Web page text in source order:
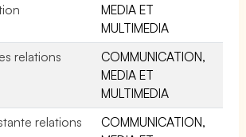
MEDIA ET
MULTIMEDIA
relations
COMMUNICATION,
MEDIA ET
MULTIMEDIA
relations
COMMUNICATION,